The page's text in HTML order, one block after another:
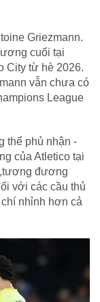
Griezmann.
cuối tại
City từ hè 2026.
vẫn chưa có
League
thể phủ nhận -
của Atletico tại
đương
với các cầu thủ
nhỉnh hơn cả